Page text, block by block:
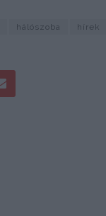
hálószoba hírek